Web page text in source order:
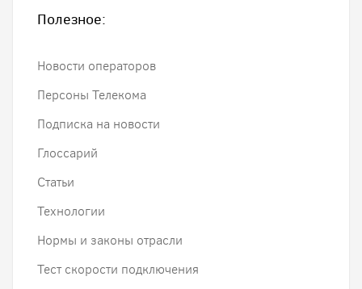
Полезное:
Новости операторов
Персоны Телекома
Подписка на новости
Глоссарий
Статьи
Технологии
Нормы и законы отрасли
Тест скорости подключения